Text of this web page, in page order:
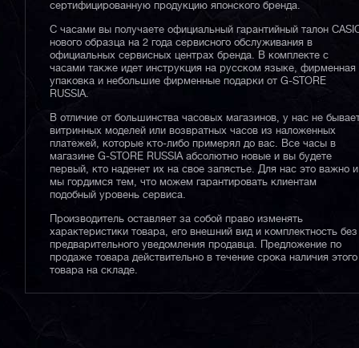
сертифицированную продукцию японского бренда.
С часами вы получаете официальный гарантийный талон
нового образца на 2 года сервисного обслуживания в
официальных сервисных центрах бренда. В комплекте с
часами также идет инструкция на русском языке, фирменная
упаковка и небольшие фирменные подарки от G-STORE
RUSSIA.
В отличие от большинства часовых магазинов, у нас не
витринных моделей или возвратных часов из наложенных
платежей, которые кто-либо примерял до вас. Все часы в
магазине G-STORE RUSSIA абсолютно новые и вы будете
первый, кто наденет их на свое запястье. Для нас это важно и
мы гордимся тем, что можем гарантировать клиентам
подобный уровень сервиса.
Производитель оставляет за собой право изменять
характеристики товара, его внешний вид и комплектность без
предварительного уведомления продавца. Предложение по
продаже товара действительно в течение срока наличия этого
товара на складе.